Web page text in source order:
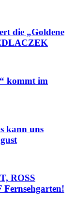
die „Goldene
kommt im
kann uns
ROSS